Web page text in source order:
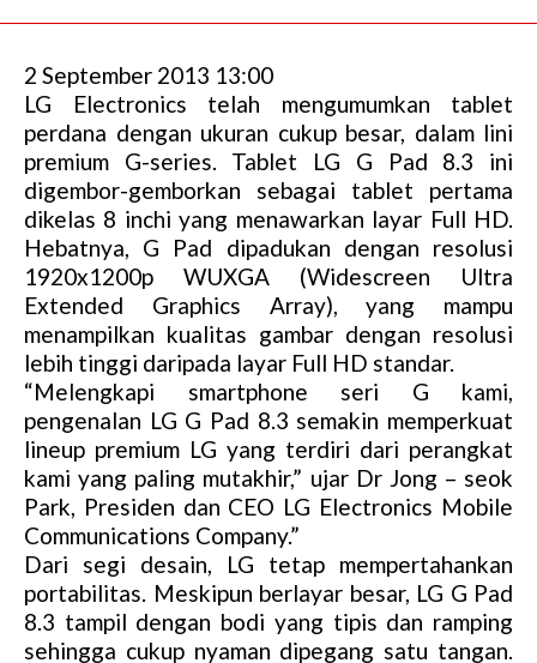
2 September 2013 13:00
LG Electronics telah mengumumkan tablet
perdana dengan ukuran cukup besar, dalam lini
premium G-series. Tablet LG G Pad 8.3 ini
digembor-gemborkan sebagai tablet pertama
dikelas 8 inchi yang menawarkan layar Full HD.
Hebatnya, G Pad dipadukan dengan resolusi
1920x1200p WUXGA (Widescreen Ultra
Extended Graphics Array), yang mampu
menampilkan kualitas gambar dengan resolusi
lebih tinggi daripada layar Full HD standar.
“Melengkapi smartphone seri G kami,
pengenalan LG G Pad 8.3 semakin memperkuat
lineup premium LG yang terdiri dari perangkat
kami yang paling mutakhir,” ujar Dr Jong – seok
Park, Presiden dan CEO LG Electronics Mobile
Communications Company.”
Dari segi desain, LG tetap mempertahankan
portabilitas. Meskipun berlayar besar, LG G Pad
8.3 tampil dengan bodi yang tipis dan ramping
sehingga cukup nyaman dipegang satu tangan.